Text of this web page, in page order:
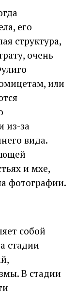
его
структура,
очень
или
из-за
вида.
и мхе,
фотографии.
собой
стадии
В стадии